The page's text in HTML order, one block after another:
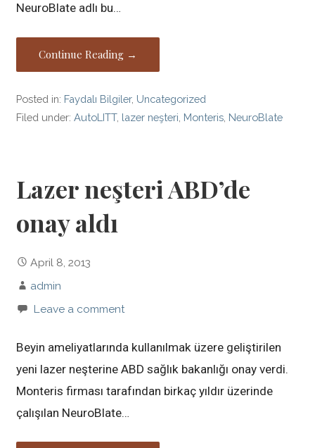
NeuroBlate adlı bu…
Continue Reading →
Posted in: Faydalı Bilgiler, Uncategorized
Filed under:AutoLITT, lazer neşteri Monteris NeuroBlate
Lazer neşteri ABD’de
onay aldı
April 8, 2013
admin
Leave a comment
Beyin ameliyatlarında kullanılmak üzere geliştirilen
yeni lazer neşterine ABD sağlık bakanlığı onay verdi.
Monteris firması tarafından birkaç yıldır üzerinde
çalışılan NeuroBlate…